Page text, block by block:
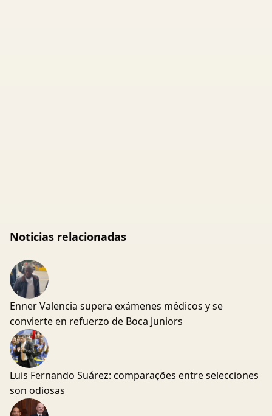
Noticias relacionadas
Enner Valencia supera exámenes médicos y se
convierte en refuerzo de Boca Juniors
Luis Fernando Suárez: comparações entre selecciones
son odiosas